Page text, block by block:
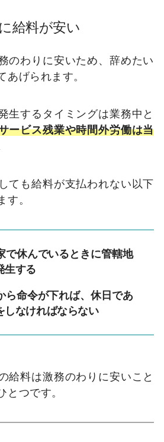
給料が安い
のわりに安いため、辞めたい
あげられます。
生するタイミングは業務中と
ービス残業や時間外労働は当
ても給料が支払われない以下
。
で休んでいるときに管轄地
生する
ら命令が下れば、休日であ
しなければならない
給料は激務のわりに安いこと
とつです。